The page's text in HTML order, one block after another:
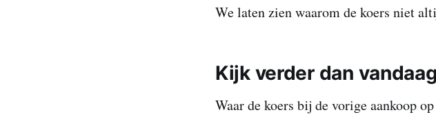
We laten zien waarom de koers niet
Kijk verder dan vandaag
Waar de koers bij de vorige aankoop